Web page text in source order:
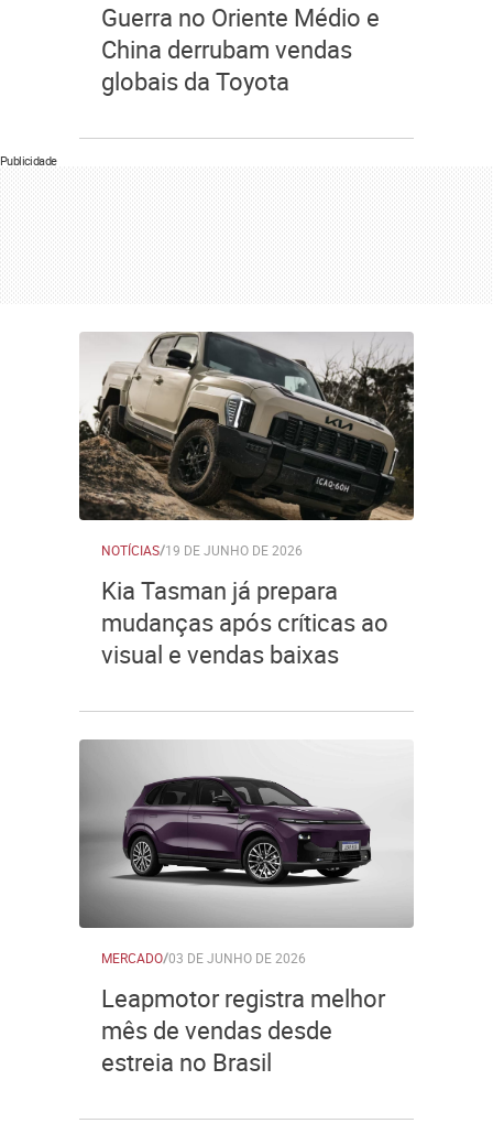
Guerra no Oriente Médio e
China derrubam vendas
globais da Toyota
Publicidade
NOTÍCIAS/19 DE JUNHO DE 2026
Kia Tasman já prepara
mudanças após críticas ao
visual e vendas baixas
MERCADO/03 DE JUNHO DE 2026
Leapmotor registra melhor
mês de vendas desde
estreia no Brasil